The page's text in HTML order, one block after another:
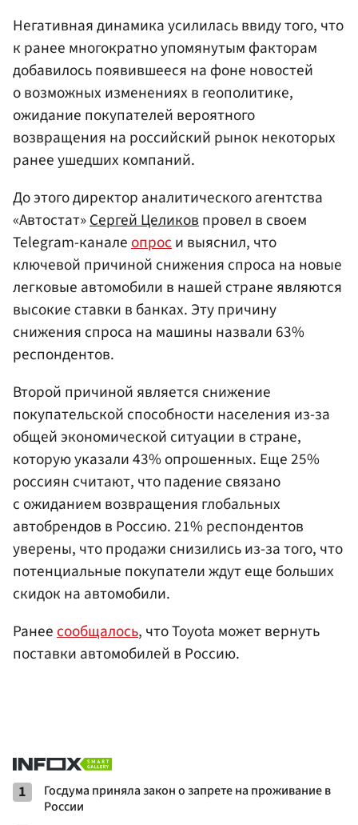
Негативная динамика усилилась ввиду того, что
к ранее многократно упомянутым факторам
добавилось появившееся на фоне новостей
о возможных изменениях в геополитике,
ожидание покупателей вероятного
возвращения на российский рынок некоторых
ранее ушедших компаний.
До этого директор аналитического агентства
«Автостат»Сергей Целиковпровел в своем
Telegram-каналеопроси выяснил, что
ключевой причиной снижения спроса на новые
легковые автомобили в нашей стране являются
высокие ставки в банках. Эту причину
снижения спроса на машины назвали 63%
респондентов.
Второй причиной является снижение
покупательской способности населения из-за
общей экономической ситуации в стране,
которую указали 43% опрошенных. Еще 25%
россиян считают, что падение связано
с ожиданием возвращения глобальных
автобрендов в Россию. 21% респондентов
уверены, что продажи снизились из-за того, что
потенциальные покупатели ждут еще больших
скидок на автомобили.
Ранеесообщалось, что Toyota может вернуть
поставки автомобилей в Россию.
1
Госдума приняла закон о запрете на проживание в
России